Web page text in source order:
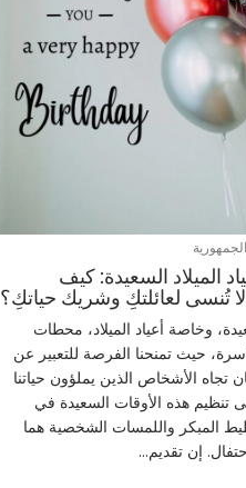
الجمهورية
الميلاد السعيدة: كيف
تُنسى لعائلتكِ وشريك حياتكِ؟
وخاصة أعياد الميلاد، محطات
حيث تمنحنا الفرصة للتعبير عن
تجاه الأشخاص الذين يملؤون حياتنا
هذه الأوقات السعيدة في
المبكر واللمسات الشخصية هما
إن تقديم...